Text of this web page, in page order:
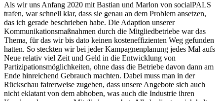
Als wir uns Anfang 2020 mit Bastian und Marlon von socialPALS
trafen, war schnell klar, dass sie genau an dem Problem ansetzen,
das ich gerade beschrieben habe. Die Adaption unserer
Kommunikationsmaßnahmen durch die Mitgliedbetriebe war das
Thema, für das wir bis dato keinen kosteneffizienten Weg gefunden
hatten. So steckten wir bei jeder Kampagnenplanung jedes Mal aufs
Neue relativ viel Zeit und Geld in die Entwicklung von
Partizipationsmöglichkeiten, ohne dass die Betriebe davon dann am
Ende hinreichend Gebrauch machten. Dabei muss man in der
Rückschau fairerweise zugeben, dass unsere Angebote sich auch
nicht eklatant von dem abhoben, was auch die Industrie ihren